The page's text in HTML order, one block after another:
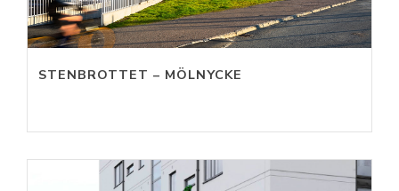
STENBROTTET – MÖLNYCKE